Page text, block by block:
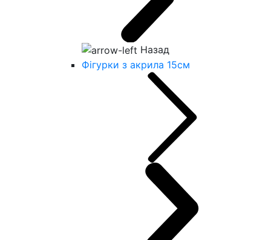
Назад
Фігурки з акрила 15см